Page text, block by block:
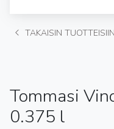
TAKAISIN TUOTTEISIIN
Tommasi
0.375 l